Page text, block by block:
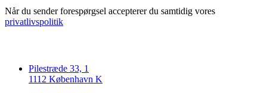
Når du sender forespørgsel accepterer du samtidig vores
privatlivspolitik
Pilestræde 33, 1
1112 København K